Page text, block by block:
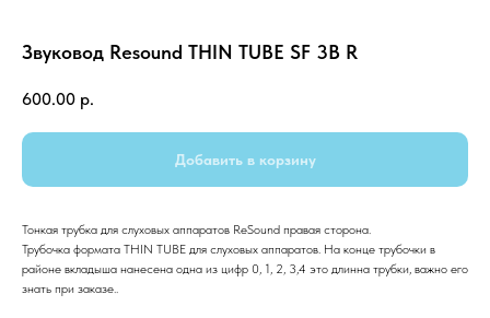
Звуковод Resound THIN TUBE SF 3B R
600.00 р.
Добавить в корзину
Тонкая трубка для слуховых аппаратов ReSound правая сторона.
Трубочка формата THIN TUBE для слуховых аппаратов. На конце трубочки в
районе вкладыша нанесена одна из цифр 0, 1, 2, 3,4 это длинна трубки, важно его
знать при заказе..